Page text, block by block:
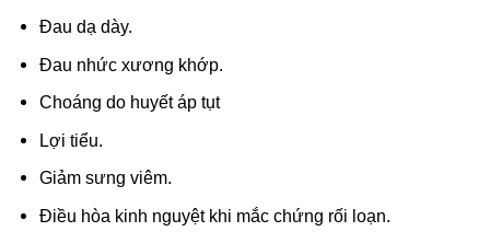
Đau dạ dày.
Đau nhức xương khớp.
Choáng do huyết áp tụt
Lợi tiểu.
Giảm sưng viêm.
Điều hòa kinh nguyệt khi mắc chứng rối loạn.